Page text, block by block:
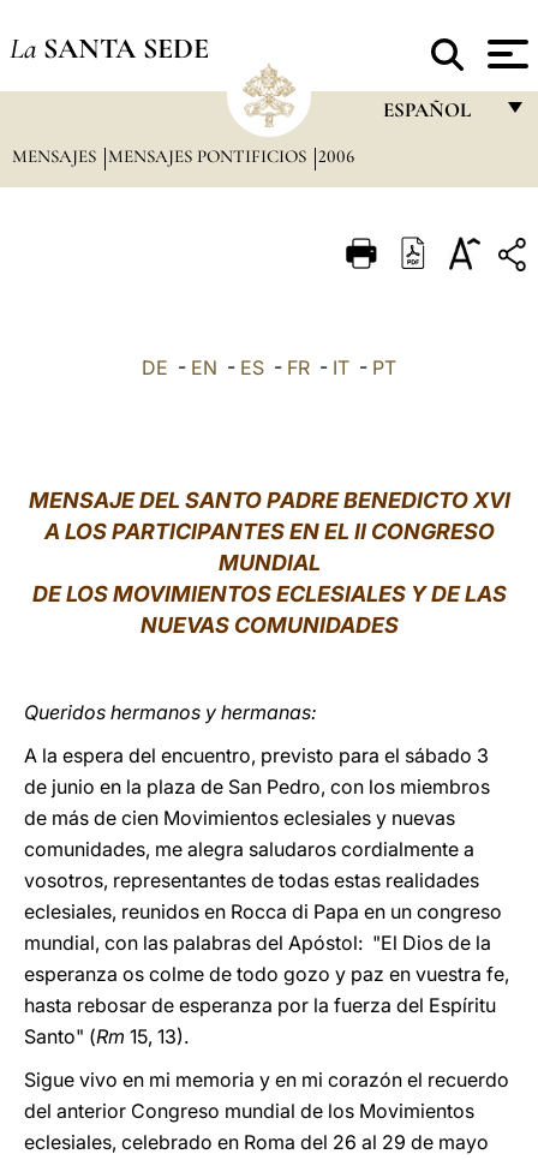
La SANTA SEDE
ESPAÑOL
ITALIANO
中文
MENSAJES MENSAJES PONTIFICIOS 2006
DE - EN - ES - FR - IT - PT
MENSAJE DEL SANTO PADRE BENEDICTO XVI
A LOS PARTICIPANTES EN EL II CONGRESO
MUNDIAL
DE LOS MOVIMIENTOS ECLESIALES Y DE LAS
NUEVAS COMUNIDADES
Queridos hermanos y hermanas:
A la espera del encuentro, previsto para el sábado 3
de junio en la plaza de San Pedro, con los miembros
de más de cien Movimientos eclesiales y nuevas
comunidades, me alegra saludaros cordialmente a
vosotros, representantes de todas estas realidades
eclesiales, reunidos en Rocca di Papa en un congreso
mundial, con las palabras del Apóstol: "El Dios de la
esperanza os colme de todo gozo y paz en vuestra fe,
hasta rebosar de esperanza por la fuerza del Espíritu
Santo" (Rm 15, 13).
Sigue vivo en mi memoria y en mi corazón el recuerdo
del anterior Congreso mundial de los Movimientos
eclesiales, celebrado en Roma del 26 al 29 de mayo